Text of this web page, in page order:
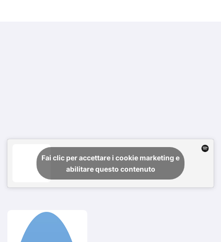
Fai clic per accettare i cookie marketing e
abilitare questo contenuto